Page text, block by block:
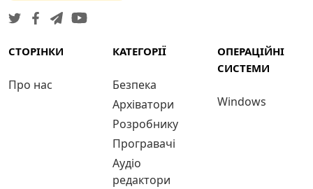
СТОРІНКИ
Про нас
КАТЕГОРІЇ
Безпека
Архіватори
Розробнику
Програвачі
Аудіо
редактори
ОПЕРАЦІЙНІ
СИСТЕМИ
Windows